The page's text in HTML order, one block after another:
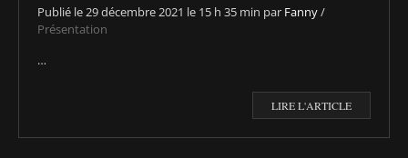
Publié le29 décembre 2021 le 15 h 35 min par Fanny/
Présentation
…
LIRE L'ARTICLE